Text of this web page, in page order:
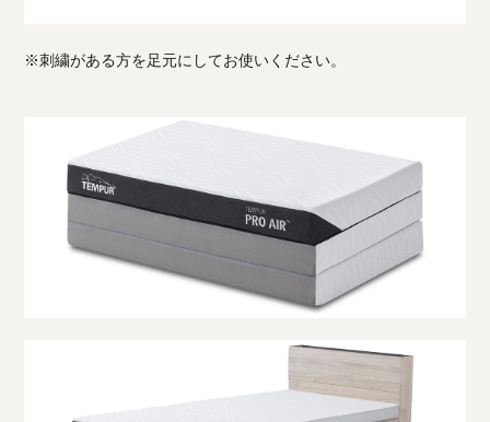
※刺繍がある方を足元にしてお使いください。